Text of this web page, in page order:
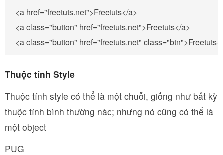
<a href="freetuts.net">Freetuts</a>
<a class="button" href="freetuts.net">Freetuts</a>
<a class="button" href="freetuts.net"
Thuộc tính Style
Thuộc tính style có thể là một chuỗi, giống như bất kỳ
thuộc tính bình thường nào; nhưng nó cũng có thể là
một object
PUG